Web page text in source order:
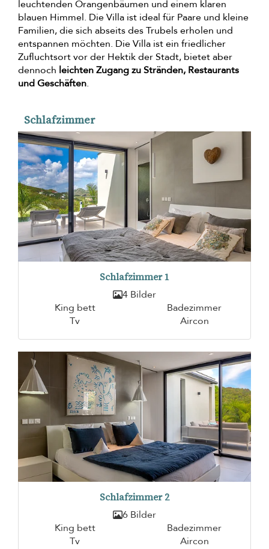
leuchtenden Orangenbäumen und einem klaren
blauen Himmel. Die Villa ist ideal für Paare und kleine
Familien, die sich abseits des Trubels erholen und
entspannen möchten. Die Villa ist ein friedlicher
Zufluchtsort vor der Hektik der Stadt, bietet aber
dennoch leichten Zugang zu Stränden, Restaurants
und Geschäften.
Schlafzimmer
Schlafzimmer 1
4 Bilder
King bett
Badezimmer
Tv
Aircon
Schlafzimmer 2
6 Bilder
King bett
Badezimmer
Tv
Aircon